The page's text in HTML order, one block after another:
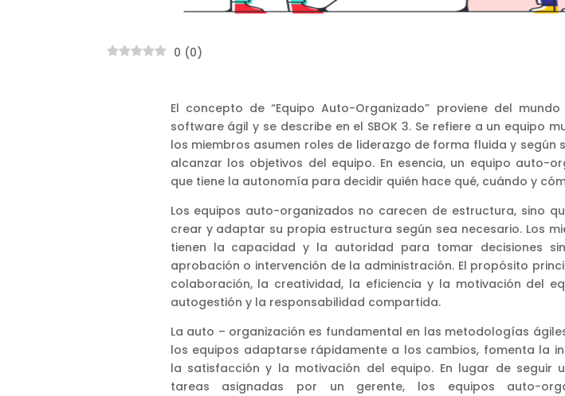
0 (0)
El concepto de “Equipo Auto-Organizado” proviene del
software ágil y se describe en el SBOK 3. Se refiere a un equipo
los miembros asumen roles de liderazgo de forma fluida y según
alcanzar los objetivos del equipo. En esencia, un equipo auto-
que tiene la autonomía para decidir quién hace qué, cuándo y
Los equipos auto-organizados no carecen de estructura, sino
crear y adaptar su propia estructura según sea necesario. Los
tienen la capacidad y la autoridad para tomar decisiones
aprobación o intervención de la administración. El propósito
colaboración, la creatividad, la eficiencia y la motivación del
autogestión y la responsabilidad compartida.
La auto – organización es fundamental en las metodologías
los equipos adaptarse rápidamente a los cambios, fomenta la
la satisfacción y la motivación del equipo. En lugar de seguir
tareas asignadas por un gerente, los equipos auto-